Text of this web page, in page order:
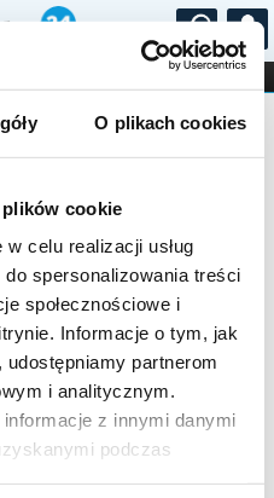
O plikach cookies
cookie
celu realizacji usług
do spersonalizowania treści
społecznościowe i
Informacje o tym, jak
partnerom
i analitycznym.
z innymi danymi
podczas
...
STAND-UP
na wydarzenie